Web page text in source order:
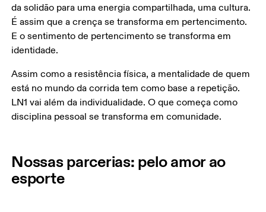
da solidão para uma energia compartilhada, uma cultura.
É assim que a crença se transforma em pertencimento.
E o sentimento de pertencimento se transforma em
identidade.
Assim como a resistência física, a mentalidade de quem
está no mundo da corrida tem como base a repetição.
LN1 vai além da individualidade. O que começa como
disciplina pessoal se transforma em comunidade.
Nossas parcerias: pelo amor ao
esporte